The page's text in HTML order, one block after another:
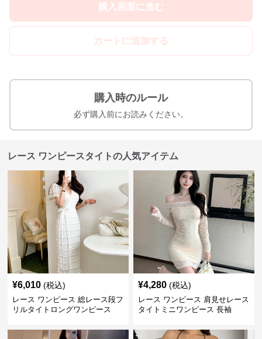
購入画面に進む
カートに追加する
購入時のルール
必ず購入前にお読みください。
レース ワンピースタイトの人気アイテム
¥6,010 (税込)
レース ワンピース 総レース段フ
リルタイトロングワンピース
¥4,280 (税込)
レース ワンピース 肩見せレース
タイトミニワンピース 長袖